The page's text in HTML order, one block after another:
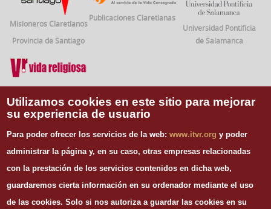
Misioneros Claretianos
Provincia de Santiago
Publicaciones Claretianas
Universidad Pontificia
de Salamanca
Vida Religiosa
Instituto Teológico de Vida Religiosa
Escuela Regina Apostolorum
28008 Madrid
Tel. 91 540 12 73
Utilizamos cookies en este sitio para mejorar
su experiencia de usuario
Para poder ofrecer los servicios de la web:www.itvr.org y poder
administrar la página y, en su caso, otras empresas relacionadas
con la prestación de los servicios contenidos en dicha web,
guardaremos cierta información en su ordenador mediante el uso
de las cookies. Solo si nos autoriza a guardar las cookies en su